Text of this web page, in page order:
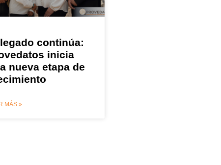
continúa:
inicia
nueva etapa de
MÁS »